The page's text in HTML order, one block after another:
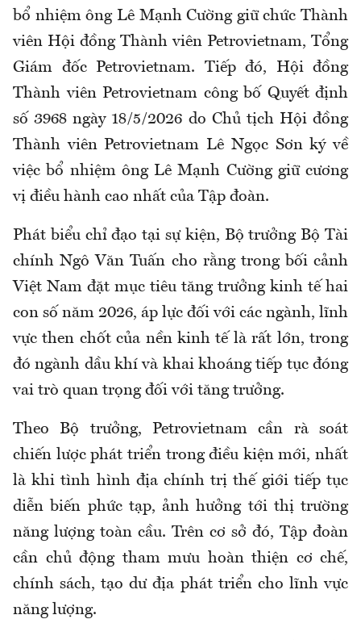
bổ nhiệm ông Lê Mạnh Cường giữ chức Thành
viên Hội đồng Thành viên Petrovietnam, Tổng
Giám đốc Petrovietnam. Tiếp đó, Hội đồng
Thành viên Petrovietnam công bố Quyết định
số 3968 ngày 18/5/2026 do Chủ tịch Hội đồng
Thành viên Petrovietnam Lê Ngọc Sơn ký về
việc bổ nhiệm ông Lê Mạnh Cường giữ cương
vị điều hành cao nhất của Tập đoàn.
Phát biểu chỉ đạo tại sự kiện, Bộ trưởng Bộ Tài
chính Ngô Văn Tuấn cho rằng trong bối cảnh
Việt Nam đặt mục tiêu tăng trưởng kinh tế hai
con số năm 2026, áp lực đối với các ngành, lĩnh
vực then chốt của nền kinh tế là rất lớn, trong
đó ngành dầu khí và khai khoáng tiếp tục đóng
vai trò quan trọng đối với tăng trưởng.
Theo Bộ trưởng, Petrovietnam cần rà soát
chiến lược phát triển trong điều kiện mới, nhất
là khi tình hình địa chính trị thế giới tiếp tục
diễn biến phức tạp, ảnh hưởng tới thị trường
năng lượng toàn cầu. Trên cơ sở đó, Tập đoàn
cần chủ động tham mưu hoàn thiện cơ chế,
chính sách, tạo dư địa phát triển cho lĩnh vực
năng lượng.